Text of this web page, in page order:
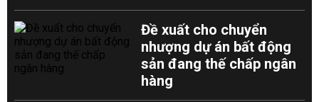
Đề xuất cho chuyển
nhượng dự án bất động
sản đang thế chấp ngân
hàng